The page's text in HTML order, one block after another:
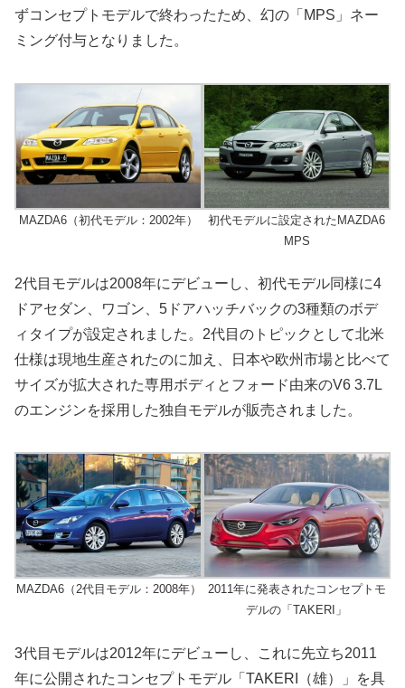
ずコンセプトモデルで終わったため、幻の「MPS」ネー
ミング付与となりました。
MAZDA6（初代モデル：2002年）
初代モデルに設定されたMAZDA6
MPS
2代目モデルは2008年にデビューし、初代モデル同様に4
ドアセダン、ワゴン、5ドアハッチバックの3種類のボデ
ィタイプが設定されました。2代目のトピックとして北米
仕様は現地生産されたのに加え、日本や欧州市場と比べて
サイズが拡大された専用ボディとフォード由来のV6 3.7L
のエンジンを採用した独自モデルが販売されました。
MAZDA6（2代目モデル：2008年）
2011年に発表されたコンセプトモ
デルの「TAKERI」
3代目モデルは2012年にデビューし、これに先立ち2011
年に公開されたコンセプトモデル「TAKERI（雄）」を具